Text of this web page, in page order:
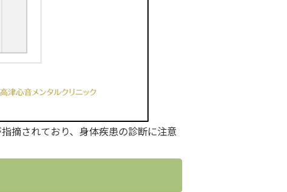
摘されており、身体疾患の診断に注意